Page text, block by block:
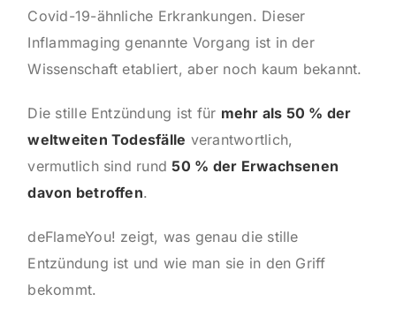
Covid-19-ähnliche Erkrankungen. Dieser
Inflammaging genannte Vorgang ist in der
Wissenschaft etabliert, aber noch kaum bekannt.
Die stille Entzündung ist für mehr als 50 % der
weltweiten Todesfälle verantwortlich,
vermutlich sind rund50 % der Erwachsenen
davon betroffen.
deFlameYou! zeigt, was genau die stille
Entzündung ist und wie man sie in den Griff
bekommt.